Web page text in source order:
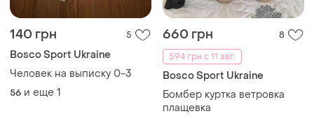
140 грн 5
Bosco Sport Ukraine
Человек на выписку 0-3
56 и еще 1
660 грн
8
594 грн с 11 авг.
Bosco Sport Ukraine
Бомбер куртка ветровка
плащевка